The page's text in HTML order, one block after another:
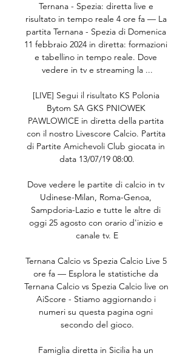
Ternana - Spezia: diretta live e
risultato in tempo reale 4 ore fa — La
partita Ternana - Spezia di Domenica
11 febbraio 2024 in diretta: formazioni
e tabellino in tempo reale. Dove
vedere in tv e streaming la ...
[LIVE] Segui il risultato KS Polonia
Bytom SA GKS PNIOWEK
PAWLOWICE in diretta della partita
con il nostro Livescore Calcio. Partita
di Partite Amichevoli Club giocata in
data 13/07/19 08:00.
Dove vedere le partite di calcio in tv
Udinese-Milan, Roma-Genoa,
Sampdoria-Lazio e tutte le altre di
oggi 25 agosto con orario d'inizio e
canale tv. E
Ternana Calcio vs Spezia Calcio Live 5
ore fa — Esplora le statistiche da
Ternana Calcio vs Spezia Calcio live on
AiScore - Stiamo aggiornando i
numeri su questa pagina ogni
secondo del gioco.
Famiglia diretta in Sicilia ha un